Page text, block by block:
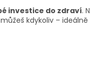
investice do zdraví.
kdykoliv – ideálně